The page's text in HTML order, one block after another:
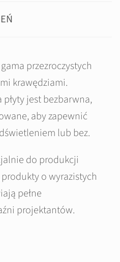
przezroczystych
krawędziami.
jest bezbarwna,
aby zapewnić
lub bez.
do produkcji
o wyrazistych
pełne
projektantów.